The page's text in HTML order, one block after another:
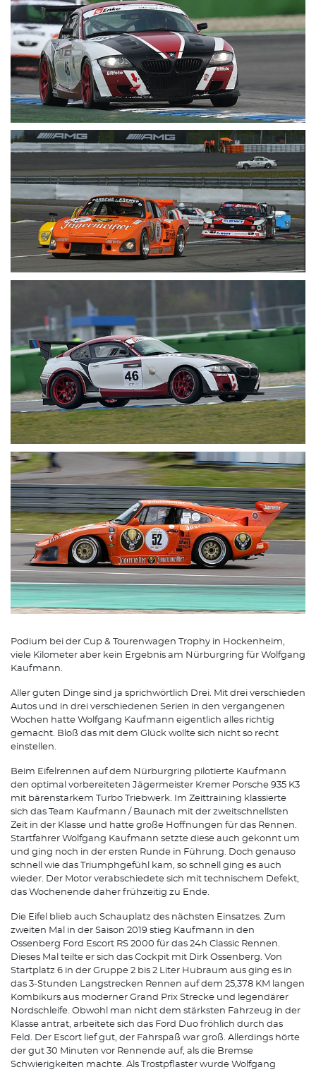
Podium bei der Cup & Tourenwagen Trophy in Hockenheim,
viele Kilometer aber kein Ergebnis am Nürburgring für Wolfgang
Kaufmann.
Aller guten Dinge sind ja sprichwörtlich Drei. Mit drei verschieden
Autos und in drei verschiedenen Serien in den vergangenen
Wochen hatte Wolfgang Kaufmann eigentlich alles richtig
gemacht. Bloß das mit dem Glück wollte sich nicht so recht
einstellen.
Beim Eifelrennen auf dem Nürburgring pilotierte Kaufmann
den optimal vorbereiteten Jägermeister Kremer Porsche 935 K3
mit bärenstarkem Turbo Triebwerk. Im Zeittraining klassierte
sich das Team Kaufmann / Baunach mit der zweitschnellsten
Zeit in der Klasse und hatte große Hoffnungen für das Rennen.
Startfahrer Wolfgang Kaufmann setzte diese auch gekonnt um
und ging noch in der ersten Runde in Führung. Doch genauso
schnell wie das Triumphgefühl kam, so schnell ging es auch
wieder. Der Motor verabschiedete sich mit technischem Defekt,
das Wochenende daher frühzeitig zu Ende.
Die Eifel blieb auch Schauplatz des nächsten Einsatzes. Zum
zweiten Mal in der Saison 2019 stieg Kaufmann in den
Ossenberg Ford Escort RS 2000 für das 24h Classic Rennen.
Dieses Mal teilte er sich das Cockpit mit Dirk Ossenberg. Von
Startplatz 6 in der Gruppe 2 bis 2 Liter Hubraum aus ging es in
das 3-Stunden Langstrecken Rennen auf dem 25,378 KM langen
Kombikurs aus moderner Grand Prix Strecke und legendärer
Nordschleife. Obwohl man nicht dem stärksten Fahrzeug in der
Klasse antrat, arbeitete sich das Ford Duo fröhlich durch das
Feld. Der Escort lief gut, der Fahrspaß war groß. Allerdings hörte
der gut 30 Minuten vor Rennende auf, als die Bremse
Schwierigkeiten machte. Als Trostpflaster wurde Wolfgang